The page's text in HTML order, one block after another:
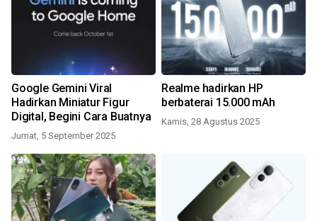
Google Gemini Viral
Hadirkan Miniatur Figur
Digital, Begini Cara Buatnya
Jumat, 5 September 2025
Realme hadirkan HP
berbaterai 15.000 mAh
Kamis, 28 Agustus 2025